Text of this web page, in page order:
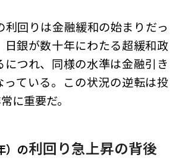
利回りは金融緩和の始まりだっ
日銀が数十年にわたる超緩和政
につれ、同様の水準は金融引き
っている。この状況の逆転は投
に重要だ。
）の利回り急上昇の背後